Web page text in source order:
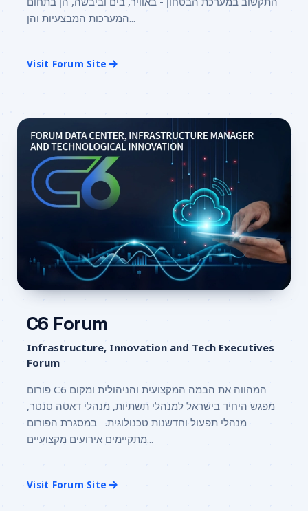
המערכות המבצעיות והן...
Visit Forum Site
C6 Forum
Infrastructure, Innovation and Tech Executives
Forum
פורום C6 המהווה את הבמה המקצועית והניהולית ומקום
מפגש היחיד בישראל למנהלי תשתיות, מנהלי דאטה סנטר,
מנהלי תפעול וחדשנות טכנולוגית. במסגרת הפורום
מתקיימים אירועים מקצועיים...
Visit Forum Site